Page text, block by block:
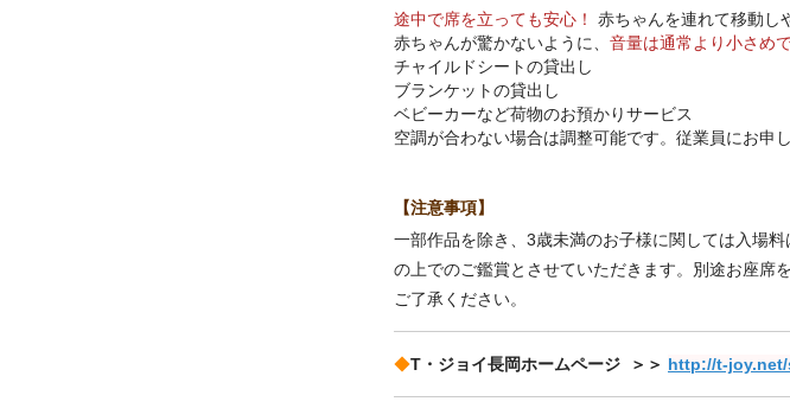
途中で席を立っても安心！
赤ちゃんを連れて移動し
赤ちゃんが驚かないように、 音量は通常より小さめ
チャイルドシートの貸出し
ブランケットの貸出し
ベビーカーなど荷物のお預かりサービス
空調が合わない場合は調整可能です。従業員にお申
【注意事項】
一部作品を除き、3歳未満のお子様に関しては入場
の上でのご鑑賞とさせていただきます。 別途お座席
ご了承ください。
◆T・ジョイ長岡ホームページ ＞＞ http://t-